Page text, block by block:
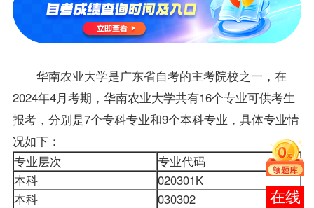
华南农业大学是广东省自考的主考院校之一，在
2024年4月考期，华南农业大学共有16个专业可供考生
报考，分别是7个专科专业和9个本科专业，具体专业情
况如下：
专业层次 专业代码
本科
020301K
本科
030302
报考